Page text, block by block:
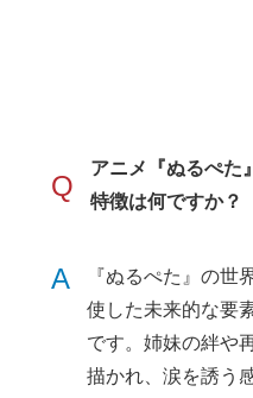
Q
アニメ『ぬるぺた
特徴は何ですか？
A
『ぬるぺた』の世
使した未来的な要
です。姉妹の絆や
描かれ、涙を誘う